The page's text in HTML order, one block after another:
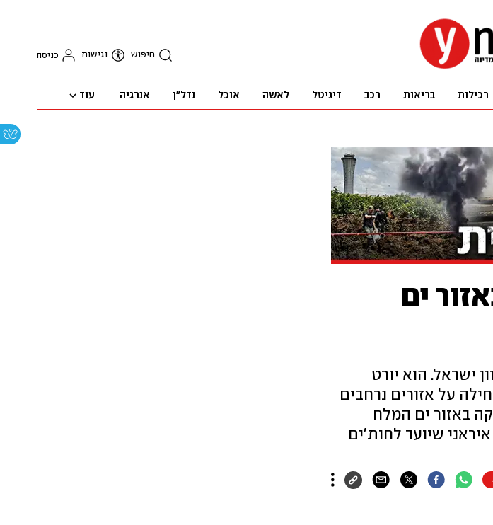
חיפוש נגישות כניסה
רכילות בריאות רכב דיגיטל לאשה אוכל נדל"ן אנרגיה עוד
ים
ישראל. הוא יורט
על אזורים נרחבים
באזור ים המלח